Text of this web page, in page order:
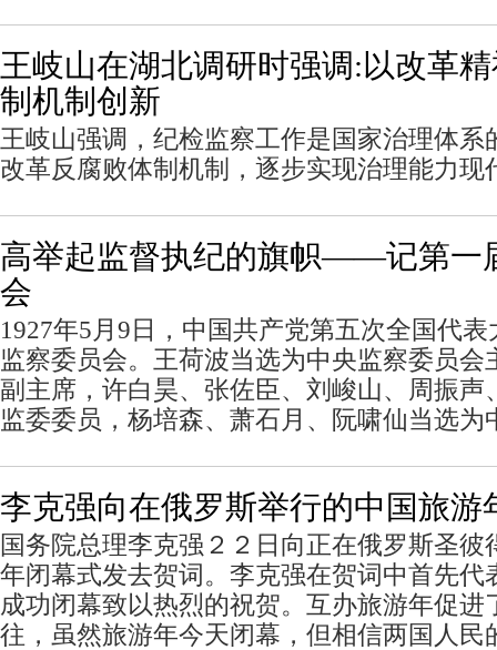
王岐山在湖北调研时强调:以改革
制机制创新
王岐山强调，纪检监察工作是国家治理体系
改革反腐败体制机制，逐步实现治理能力现
高举起监督执纪的旗帜——记第一
会
1927年5月9日，中国共产党第五次全国代
监察委员会。王荷波当选为中央监察委员会
副主席，许白昊、张佐臣、刘峻山、周振声
监委委员，杨培森、萧石月、阮啸仙当选为
李克强向在俄罗斯举行的中国旅游
国务院总理李克强２２日向正在俄罗斯圣彼
年闭幕式发去贺词。李克强在贺词中首先代
成功闭幕致以热烈的祝贺。互办旅游年促进
往，虽然旅游年今天闭幕，但相信两国人民